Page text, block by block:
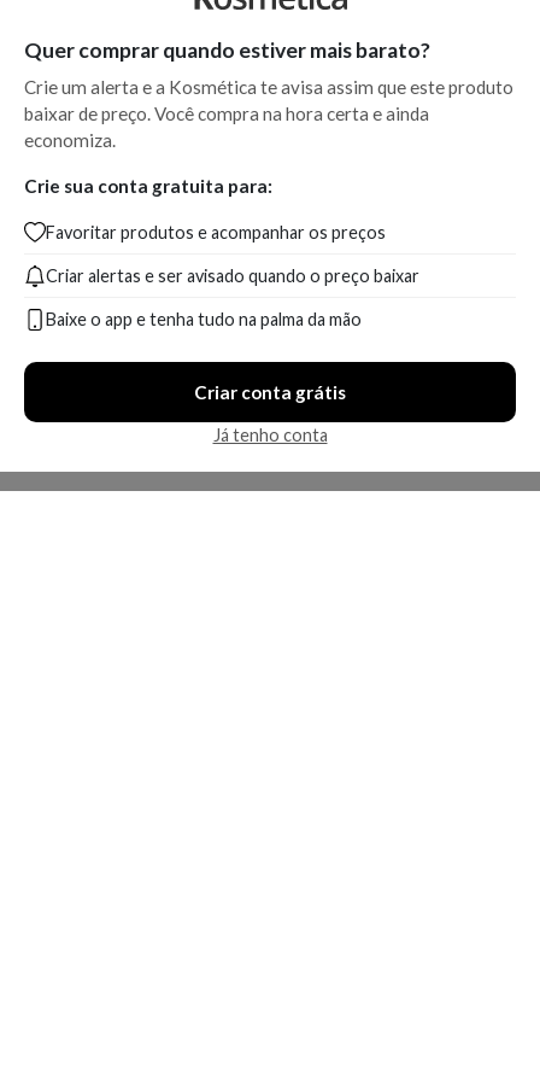
Quer comprar quando estiver mais barato?
Crie um alerta e a Kosmética te avisa assim que este produto
baixar de preço. Você compra na hora certa e ainda
economiza.
Crie sua conta gratuita para:
Favoritar produtos e acompanhar os preços
Criar alertas e ser avisado quando o preço baixar
Baixe o app e tenha tudo na palma da mão
Criar conta grátis
Já tenho conta